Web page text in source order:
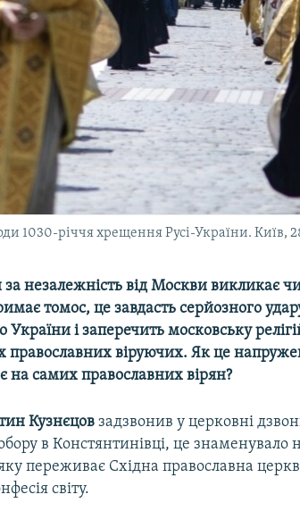
1030-річчя хрещення Русі-України. Київ,
за незалежність від Москви викликає
томос, це завдасть серйозного
України і заперечить московську
православних віруючих. Як це
на самих православних вірян?
Кузнєцов задзвонив у церковні
в Констянтинівці, це знаменувало
переживає Східна православна
світу.